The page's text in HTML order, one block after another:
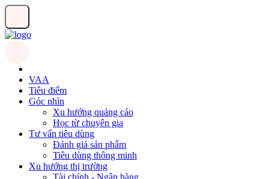
VAA
Tiêu điểm
Góc nhìn
Xu hướng quảng cáo
Học từ chuyên gia
Tư vấn tiêu dùng
Đánh giá sản phẩm
Tiêu dùng thông minh
Xu hướng thị trường
Tài chính - Ngân hàng